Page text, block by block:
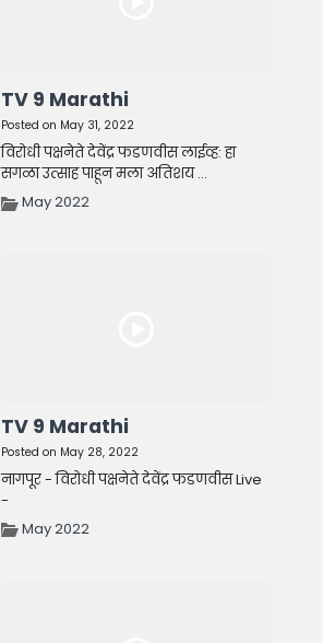
TV 9 Marathi
Posted on May 31, 2022
विरोधी पक्षनेते देवेंद्र फडणवीस लाईव्ह: हा
सगळा उत्साह पाहून मला अतिशय ...
May 2022
TV 9 Marathi
Posted on May 28, 2022
नागपूर - विरोधी पक्षनेते देवेंद्र फडणवीस Live
-
May 2022